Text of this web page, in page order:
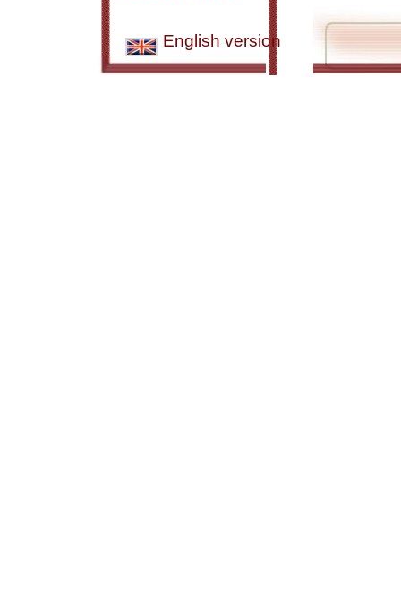
English version